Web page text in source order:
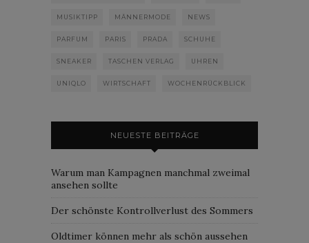
MUSIKTIPP MÄNNERMODE NEWS
PARFUM PARIS PRADA SCHUHE
SNEAKER TASCHEN VERLAG UHREN
UNIQLO WIRTSCHAFT WOCHENRÜCKBLICK
NEUESTE BEITRÄGE
Warum man Kampagnen manchmal zweimal
ansehen sollte
Der schönste Kontrollverlust des Sommers
Oldtimer können mehr als schön aussehen